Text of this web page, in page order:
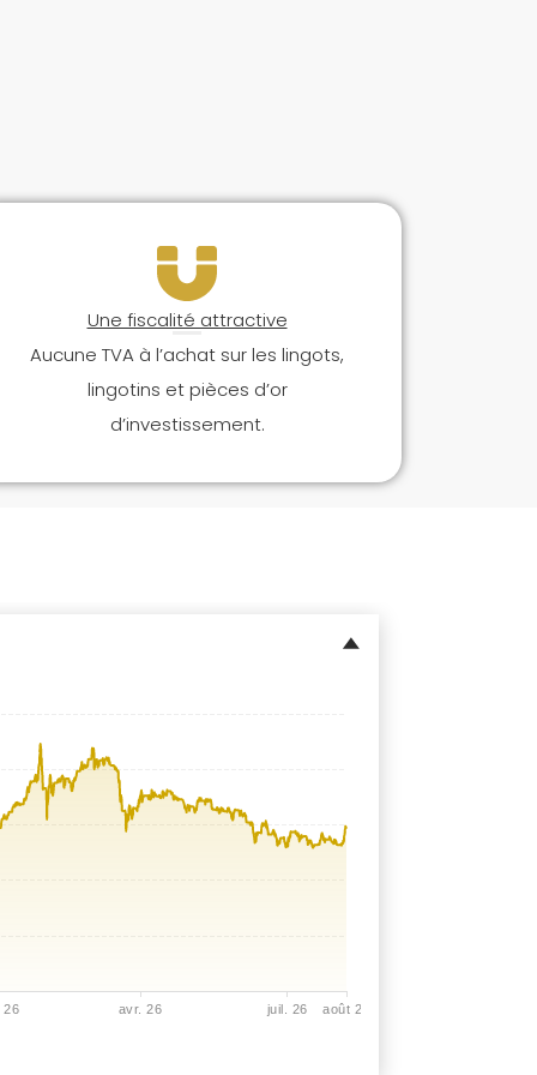
Une fiscalité attractive
Aucune TVA à l’achat sur les lingots,
lingotins et pièces d’or
d’investissement.